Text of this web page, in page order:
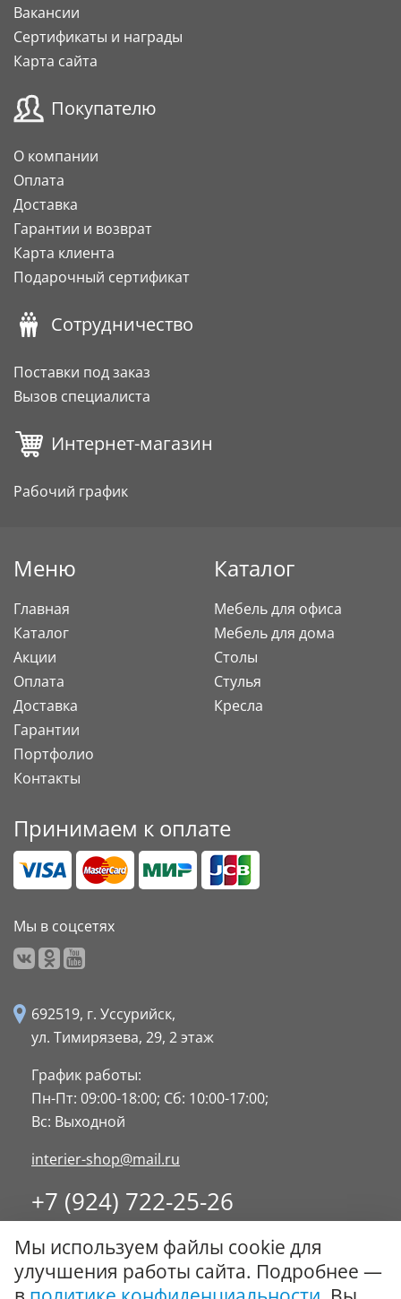
Вакансии
Сертификаты и награды
Карта сайта
Покупателю
О компании
Оплата
Доставка
Гарантии и возврат
Карта клиента
Подарочный сертификат
Сотрудничество
Поставки под заказ
Вызов специалиста
Интернет-магазин
Рабочий график
Меню
Главная
Каталог
Акции
Оплата
Доставка
Гарантии
Портфолио
Контакты
Каталог
Мебель для офиса
Мебель для дома
Столы
Стулья
Кресла
Принимаем к оплате
Мы в соцсетях
692519, г. Уссурийск,
ул. Тимирязева, 29, 2 этаж
График работы:
Пн-Пт: 09:00-18:00; Сб: 10:00-17:00;
Вс: Выходной
interier-shop@mail.ru
+7 (924) 722-25-26
8 (4234) 32-17-89
Заказать обратный звонок
Мы используем файлы cookie для
улучшения работы сайта. Подробнее —